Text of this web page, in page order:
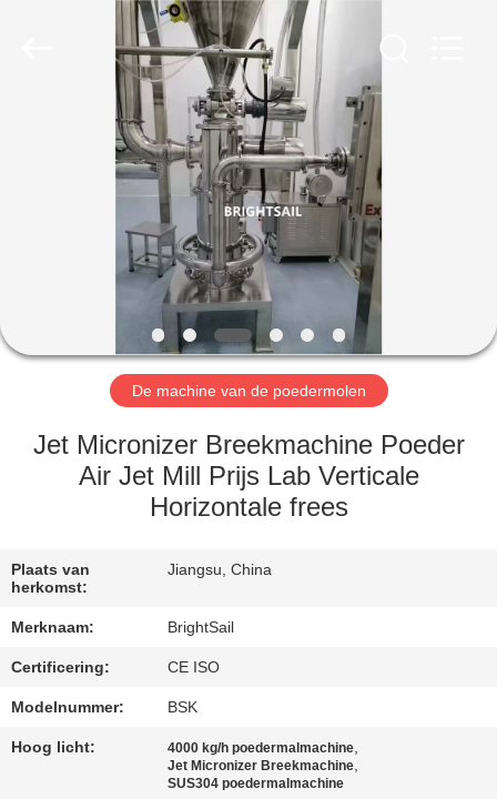
PRODUCTEN
ONGEVEER
ONS
FABRIEKSRONDLEIDING
KWALITEITSCONTROLE
CONTACTEER
NIEUWS
GEVALLEN
De machine van de poedermolen
Jet Micronizer Breekmachine Poeder
Air Jet Mill Prijs Lab Verticale
Horizontale frees
Plaats van
herkomst:
Jiangsu, China
Merknaam: BrightSail
Certificering: CE ISO
Modelnummer: BSK
Hoog licht: 4000 kg/h poedermalmachine,
Jet Micronizer Breekmachine,
SUS304 poedermalmachine